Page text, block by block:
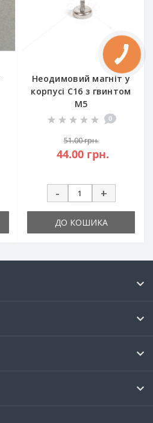
Неодимовий магніт у
корпусі C16 з гвинтом
М5
0
51.00 грн.
44.00 грн.
- +
ДО КОШИКА